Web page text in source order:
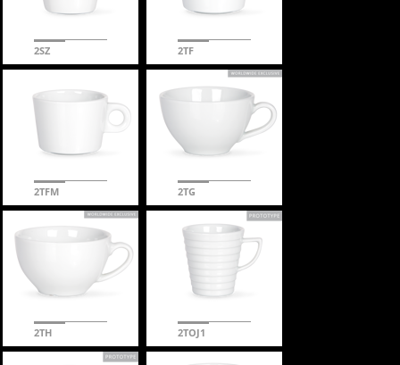
2SZ 2TF
2TFM 2TG
2TH 2TOJ1